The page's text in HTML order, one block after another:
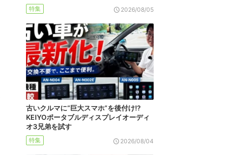
特集 2026/08/05
古いクルマに“巨大スマホ”を後付け!?
KEIYOポータブルディスプレイオーディ
オ3兄弟を試す
特集 2026/08/04